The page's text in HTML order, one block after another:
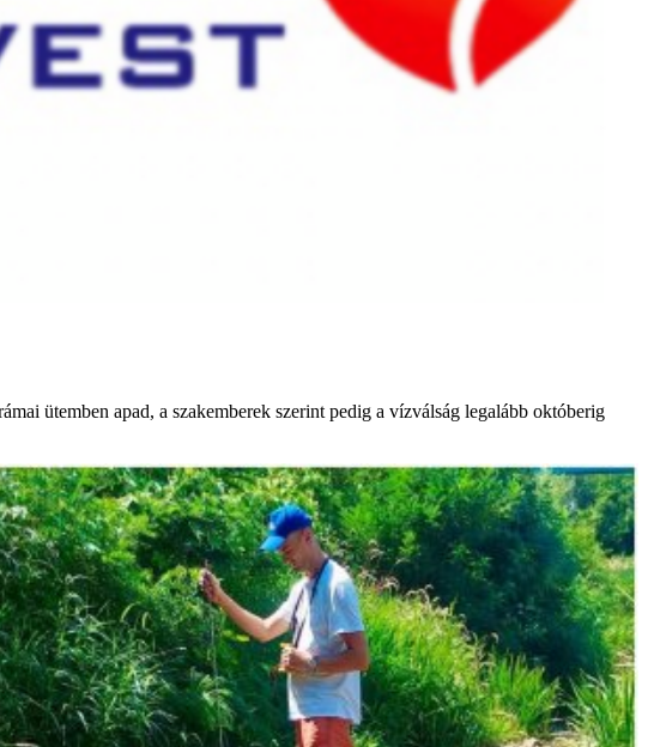
ütemben apad, a szakemberek szerint pedig a vízválság legalább októberig